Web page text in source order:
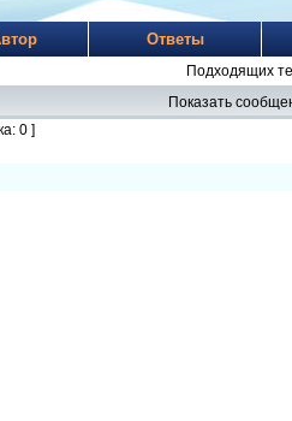
Ответы
Подходящих
Показать
0 ]